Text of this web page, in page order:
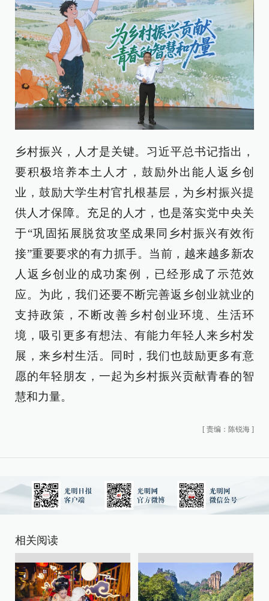
乡村振兴，人才是关键。习近平总书记指出，
要积极培养本土人才，鼓励外出能人返乡创
业，鼓励大学生村官扎根基层，为乡村振兴提
供人才保障。充足的人才，也是落实党中央关
于“巩固拓展脱贫攻坚成果同乡村振兴有效衔
接”重要要求的有力抓手。当前，越来越多新农
人返乡创业的成功案例，已经形成了示范效
应。为此，我们还要不断完善返乡创业就业的
支持政策，不断改善乡村创业环境、生活环
境，吸引更多有想法、有能力年轻人来乡村发
展，来乡村生活。同时，我们也鼓励更多有意
愿的年轻朋友，一起为乡村振兴贡献青春的智
慧和力量。
[ 责编：陈锐海 ]
相关阅读